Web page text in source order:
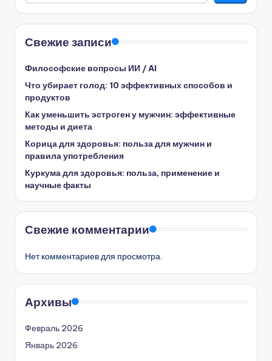
Свежие записи
Философские вопросы ИИ / AI
Что убирает голод: 10 эффективных способов и
продуктов
Как уменьшить эстроген у мужчин: эффективные
методы и диета
Корица для здоровья: польза для мужчин и
правила употребления
Куркума для здоровья: польза, применение и
научные факты
Свежие комментарии
Нет комментариев для просмотра.
Архивы
Февраль 2026
Январь 2026